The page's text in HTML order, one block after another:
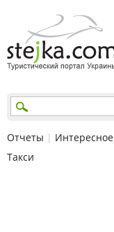
Отчеты | Интересное
Такси